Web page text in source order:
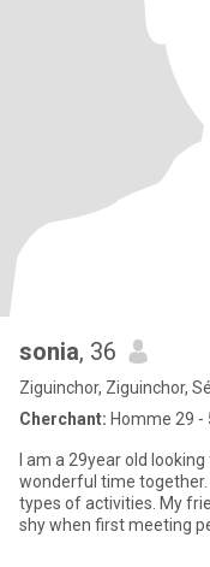
sonia, 36
Ziguinchor, Ziguinchor,
Cherchant: Homme 29 -
I am a 29year old
wonderful time together.
types of activities. My
shy when first meeting